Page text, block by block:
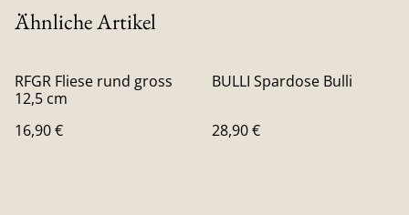
Ähnliche Artikel
RFGR Fliese rund gross
12,5 cm
16,90 €
BULLI Spardose Bulli
28,90 €